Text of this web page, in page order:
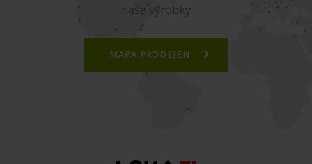
naše výrobky
MAPA PRODEJEN